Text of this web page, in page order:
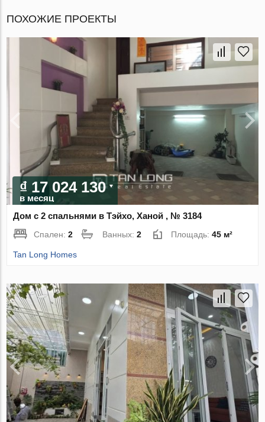
ПОХОЖИЕ ПРОЕКТЫ
₫ 17 024 130
в месяц
Дом с 2 спальнями в Тэйхо, Ханой , № 3184
Спален:2 Ванных:2 Площадь:45 м²
Tan Long Homes